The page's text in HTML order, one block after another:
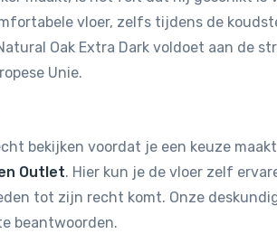
vloer, zelfs tijdens de
Oak Extra Dark voldoet aan de
Unie.
bekijken voordat je een keuze
Outlet. Hier kun je de vloer zelf
tot zijn recht komt. Onze
beantwoorden.